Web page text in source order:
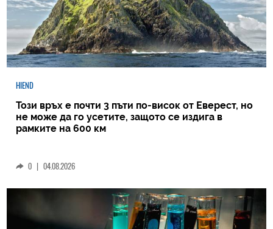
HIEND
Този връх е почти 3 пъти по-висок от Еверест, но
не може да го усетите, защото се издига в
рамките на 600 км
0 | 04.08.2026